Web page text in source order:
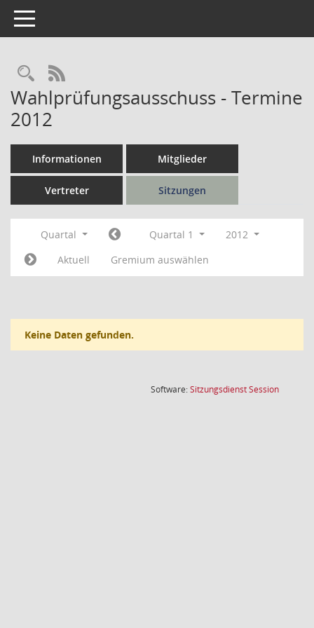
Toggle navigation
Rechercheauswahl
RSS-Feed
Wahlprüfungsausschuss - Termine
2012
Informationen Mitglieder
Vertreter Sitzungen
Quartal Quartal 1
2012
Aktuell
Gremium auswählen
Keine Daten gefunden.
Software:SitzungsdienstSession(Wird in